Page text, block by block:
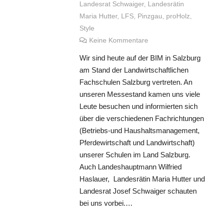
Landesrat Schwaiger, Landesrätin
Maria Hutter, LFS, Pinzgau, proHolz,
Style
Keine Kommentare
Wir sind heute auf der BIM in Salzburg
am Stand der Landwirtschaftlichen
Fachschulen Salzburg vertreten. An
unseren Messestand kamen uns viele
Leute besuchen und informierten sich
über die verschiedenen Fachrichtungen
(Betriebs-und Haushaltsmanagement,
Pferdewirtschaft und Landwirtschaft)
unserer Schulen im Land Salzburg.
Auch Landeshauptmann Wilfried
Haslauer, Landesrätin Maria Hutter und
Landesrat Josef Schwaiger schauten
bei uns vorbei.…